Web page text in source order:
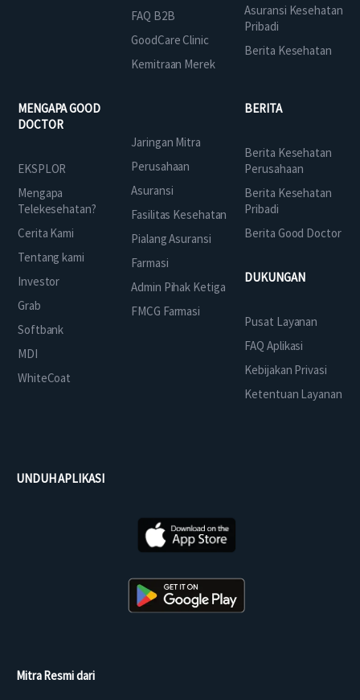
FAQ B2B
GoodCare Clinic
Kemitraan Merek
Asuransi Kesehatan
Pribadi
Berita Kesehatan
MENGAPA GOOD
DOCTOR
EKSPLOR
Mengapa
Telekesehatan?
Cerita Kami
Tentang kami
Investor
Grab
Softbank
MDI
WhiteCoat
Jaringan Mitra
Perusahaan
Asuransi
Fasilitas Kesehatan
Pialang Asuransi
Farmasi
Admin Pihak Ketiga
FMCG Farmasi
BERITA
Berita Kesehatan
Perusahaan
Berita Kesehatan
Pribadi
Berita Good Doctor
DUKUNGAN
Pusat Layanan
FAQ Aplikasi
Kebijakan Privasi
Ketentuan Layanan
UNDUH APLIKASI
Mitra Resmi dari